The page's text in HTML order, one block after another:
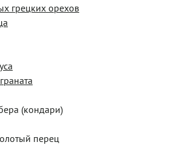
грецких орехов
(кондари)
перец